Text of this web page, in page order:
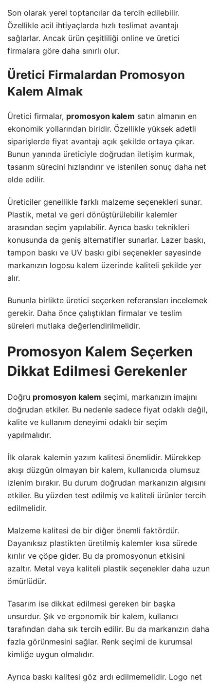
Son olarak yerel toptancılar da tercih edilebilir.
Özellikle acil ihtiyaçlarda hızlı teslimat avantajı
sağlarlar. Ancak ürün çeşitliliği online ve üretici
firmalara göre daha sınırlı olur.
Üretici Firmalardan Promosyon
Kalem Almak
Üretici firmalar, promosyon kalem satın almanın en
ekonomik yollarından biridir. Özellikle yüksek adetli
siparişlerde fiyat avantajı açık şekilde ortaya çıkar.
Bunun yanında üreticiyle doğrudan iletişim kurmak,
tasarım sürecini hızlandırır ve istenilen sonuç daha net
elde edilir.
Üreticiler genellikle farklı malzeme seçenekleri sunar.
Plastik, metal ve geri dönüştürülebilir kalemler
arasından seçim yapılabilir. Ayrıca baskı teknikleri
konusunda da geniş alternatifler sunarlar. Lazer baskı,
tampon baskı ve UV baskı gibi seçenekler sayesinde
markanızın logosu kalem üzerinde kaliteli şekilde yer
alır.
Bununla birlikte üretici seçerken referansları incelemek
gerekir. Daha önce çalıştıkları firmalar ve teslim
süreleri mutlaka değerlendirilmelidir.
Promosyon Kalem Seçerken
Dikkat Edilmesi Gerekenler
Doğru promosyon kalem seçimi, markanızın imajını
doğrudan etkiler. Bu nedenle sadece fiyat odaklı değil,
kalite ve kullanım deneyimi odaklı bir seçim
yapılmalıdır.
İlk olarak kalemin yazım kalitesi önemlidir. Mürekkep
akışı düzgün olmayan bir kalem, kullanıcıda olumsuz
izlenim bırakır. Bu durum doğrudan markanızın algısını
etkiler. Bu yüzden test edilmiş ve kaliteli ürünler tercih
edilmelidir.
Malzeme kalitesi de bir diğer önemli faktördür.
Dayanıksız plastikten üretilmiş kalemler kısa sürede
kırılır ve çöpe gider. Bu da promosyonun etkisini
azaltır. Metal veya kaliteli plastik seçenekler daha uzun
ömürlüdür.
Tasarım ise dikkat edilmesi gereken bir başka
unsurdur. Şık ve ergonomik bir kalem, kullanıcı
tarafından daha sık tercih edilir. Bu da markanızın daha
fazla görünmesini sağlar. Renk seçimi de kurumsal
kimliğe uygun olmalıdır.
Ayrıca baskı kalitesi göz ardı edilmemelidir. Logo net